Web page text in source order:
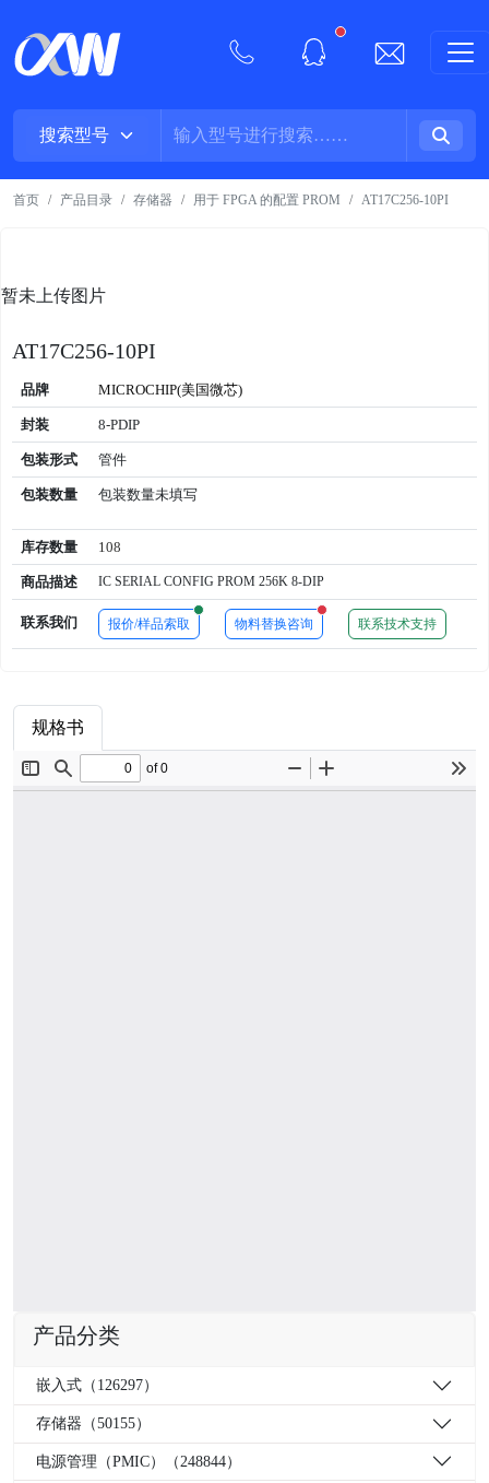
New alerts
首页 产品目录 存储器 用于 FPGA 的配置 PROM AT17C256-10PI
暂未上传图片
AT17C256-10PI
品牌 MICROCHIP(美国微芯)
封装 8-PDIP
包装形式 管件
包装数量 包装数量未填写
库存数量 108
商品描述 IC SERIAL CONFIG PROM 256K 8-DIP
联系我们 报价/样品索取 New alerts物料替换咨询 New alerts联系技术支持
规格书
产品分类
嵌入式（126297）
存储器（50155）
电源管理（PMIC）（248844）